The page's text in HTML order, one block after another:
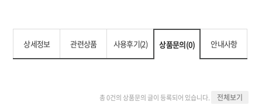
상세정보 관련상품 사용후기(2) 상품문의(0) 안내사항